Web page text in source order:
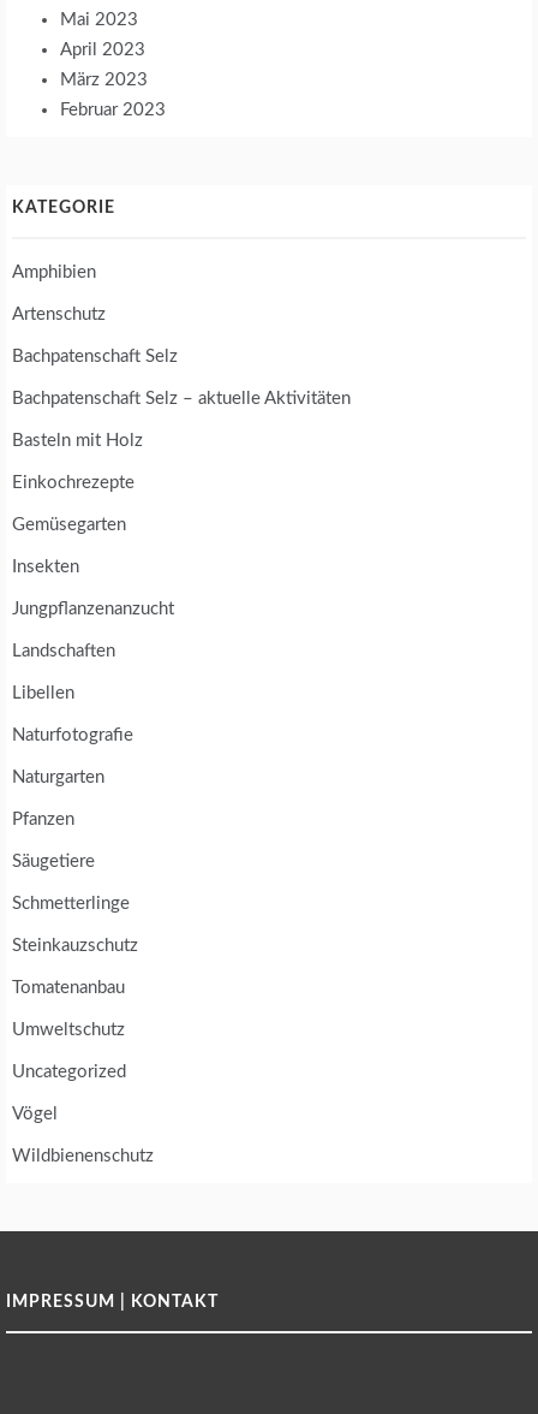
Mai 2023
April 2023
März 2023
Februar 2023
KATEGORIE
Amphibien
Artenschutz
Bachpatenschaft Selz
Bachpatenschaft Selz – aktuelle Aktivitäten
Basteln mit Holz
Einkochrezepte
Gemüsegarten
Insekten
Jungpflanzenanzucht
Landschaften
Libellen
Naturfotografie
Naturgarten
Pfanzen
Säugetiere
Schmetterlinge
Steinkauzschutz
Tomatenanbau
Umweltschutz
Uncategorized
Vögel
Wildbienenschutz
IMPRESSUM | KONTAKT